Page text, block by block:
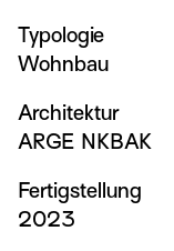
Typologie
Wohnbau
Architektur
ARGE NKBAK
Fertigstellung
2023